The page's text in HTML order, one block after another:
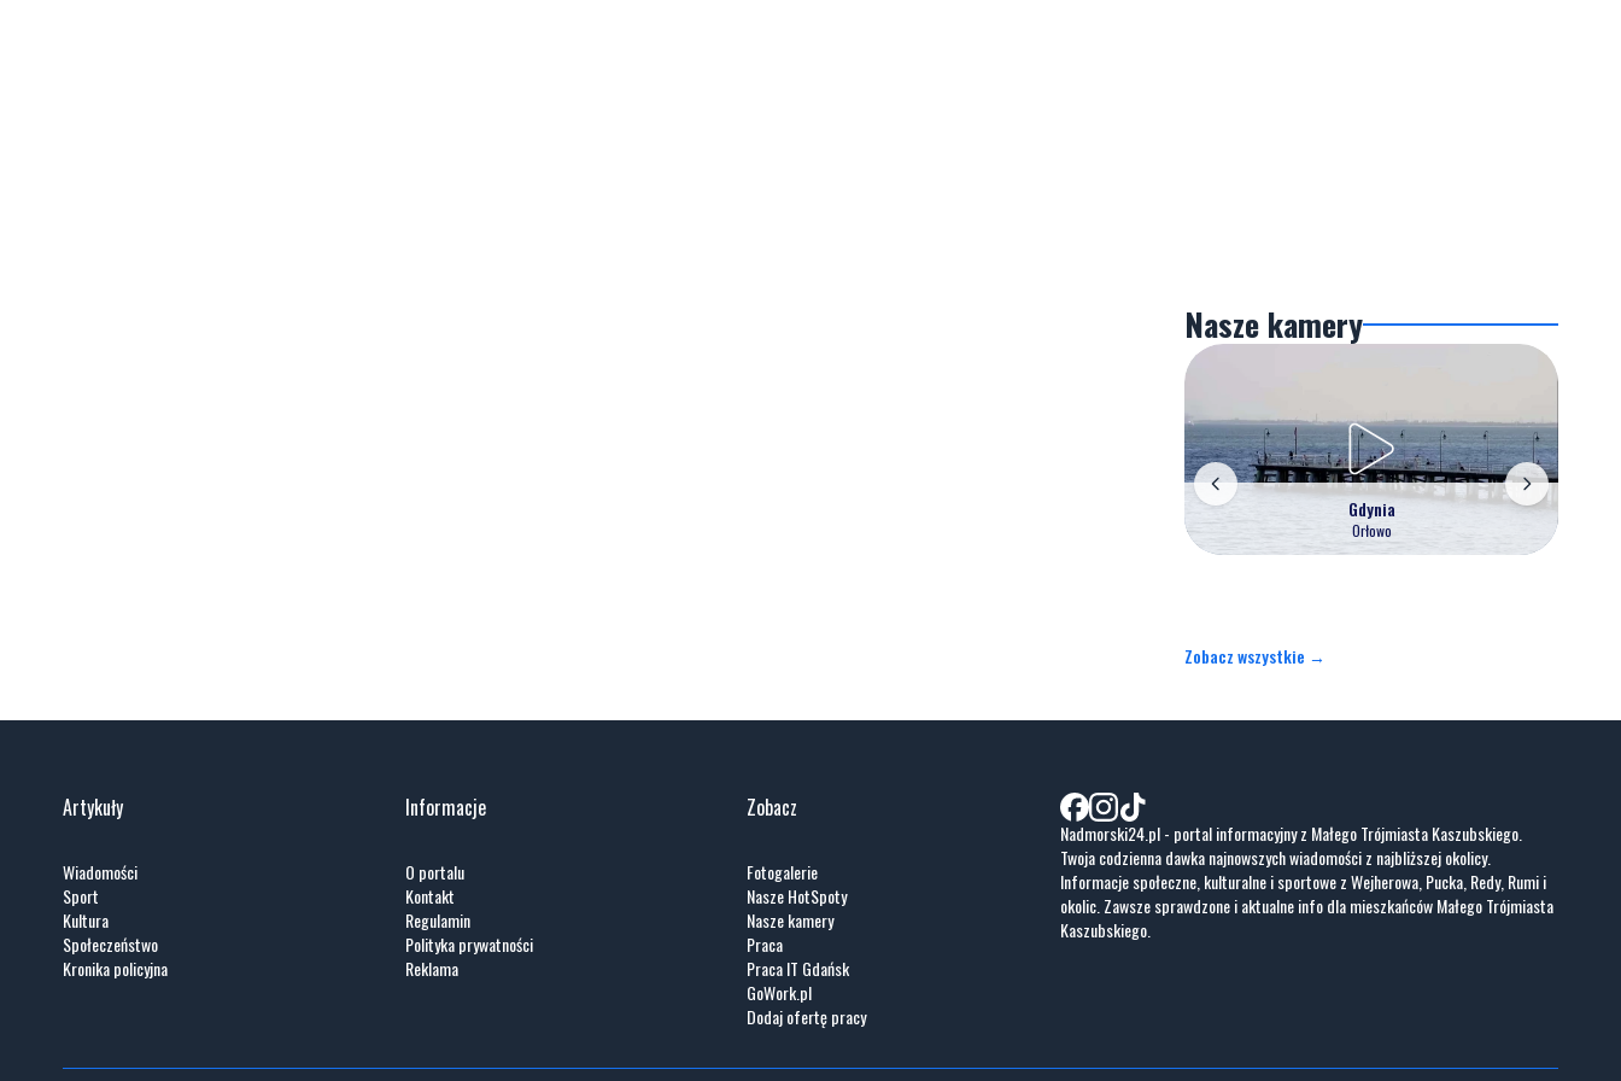
Nasze kamery
Gdynia
Orłowo
Zobacz wszystkie →
Artykuły
Wiadomości
Sport
Kultura
Społeczeństwo
Kronika policyjna
Informacje
O portalu
Kontakt
Regulamin
Polityka prywatności
Reklama
Zobacz
Fotogalerie
Nasze HotSpoty
Nasze kamery
Praca
Praca IT Gdańsk
GoWork.pl
Dodaj ofertę pracy
Nadmorski24.pl - portal informacyjny z Małego Trójmiasta Kaszubskiego.
Twoja codzienna dawka najnowszych wiadomości z najbliższej okolicy.
Informacje społeczne, kulturalne i sportowe z Wejherowa, Pucka, Redy, Rumi i
okolic. Zawsze sprawdzone i aktualne info dla mieszkańców Małego Trójmiasta
Kaszubskiego.